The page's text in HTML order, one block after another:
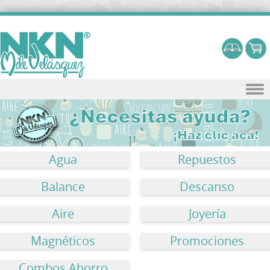
Skip to content
Agua
Repuestos
Balance
Descanso
Aire
Joyería
Magnéticos
Promociones